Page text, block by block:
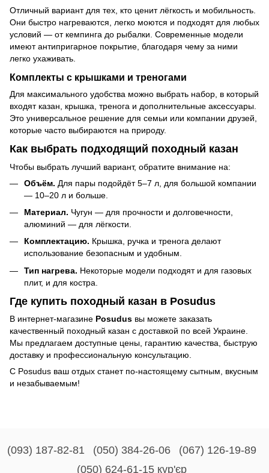
Отличный вариант для тех, кто ценит лёгкость и мобильность.
Они быстро нагреваются, легко моются и подходят для любых
условий — от кемпинга до рыбалки. Современные модели
имеют антипригарное покрытие, благодаря чему за ними
легко ухаживать.
Комплекты с крышками и треногами
Для максимального удобства можно выбрать набор, в который
входят казан, крышка, тренога и дополнительные аксессуары.
Это универсальное решение для семьи или компании друзей,
которые часто выбираются на природу.
Как выбрать подходящий походный казан
Чтобы выбрать лучший вариант, обратите внимание на:
Объём. Для пары подойдёт 5–7 л, для большой компании
— 10–20 л и больше.
Материал. Чугун — для прочности и долговечности,
алюминий — для лёгкости.
Комплектацию. Крышка, ручка и тренога делают
использование безопасным и удобным.
Тип нагрева. Некоторые модели подходят и для газовых
плит, и для костра.
Где купить походный казан в Posudus
В интернет-магазине Posudus вы можете заказать
качественный походный казан с доставкой по всей Украине.
Мы предлагаем доступные цены, гарантию качества, быструю
доставку и профессиональную консультацию.
С Posudus ваш отдых станет по-настоящему сытным, вкусным
и незабываемым!
(093) 187-82-81 (050) 384-26-06
(067) 126-19-89
(050) 624-61-15 кур'єр